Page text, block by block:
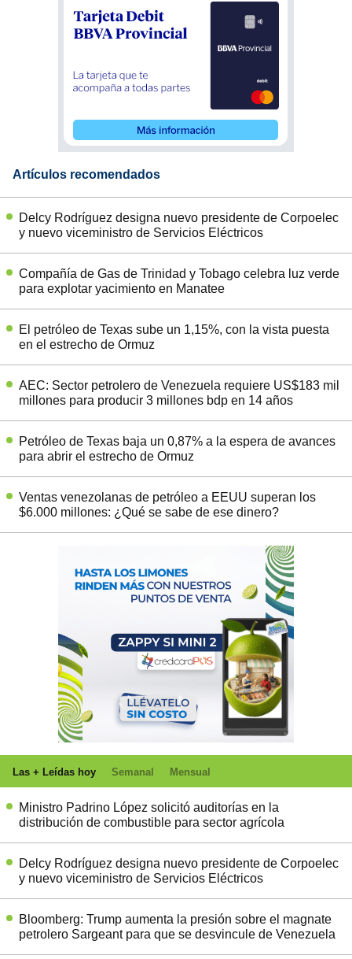
Artículos recomendados
Delcy Rodríguez designa nuevo presidente de Corpoelec
y nuevo viceministro de Servicios Eléctricos
Compañía de Gas de Trinidad y Tobago celebra luz verde
para explotar yacimiento en Manatee
El petróleo de Texas sube un 1,15%, con la vista puesta
en el estrecho de Ormuz
AEC: Sector petrolero de Venezuela requiere US$183 mil
millones para producir 3 millones bdp en 14 años
Petróleo de Texas baja un 0,87% a la espera de avances
para abrir el estrecho de Ormuz
Ventas venezolanas de petróleo a EEUU superan los
$6.000 millones: ¿Qué se sabe de ese dinero?
Las + Leídas hoy Semanal Mensual
Ministro Padrino López solicitó auditorías en la
distribución de combustible para sector agrícola
Delcy Rodríguez designa nuevo presidente de Corpoelec
y nuevo viceministro de Servicios Eléctricos
Bloomberg: Trump aumenta la presión sobre el magnate
petrolero Sargeant para que se desvincule de Venezuela